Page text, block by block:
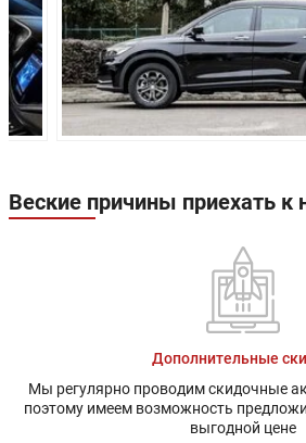
Веские причины приехать к
Дополнительные
Мы регулярно проводим скидочные
поэтому имеем возможность
выгодной цене